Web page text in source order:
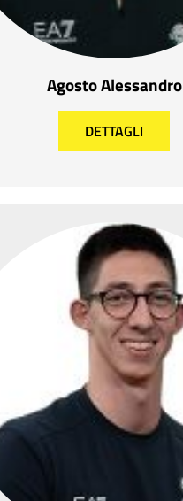
Agosto Alessandro
DETTAGLI